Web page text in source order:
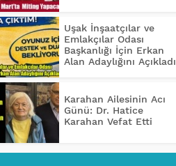
Uşak İnşaatçılar ve
Emlakçılar Odası
Başkanlığı İçin Erkan
Alan Adaylığını Açıkladı
Karahan Ailesinin Acı
Günü: Dr. Hatice
Karahan Vefat Etti